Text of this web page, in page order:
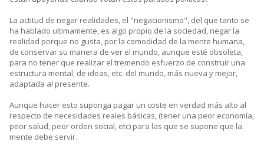
La actitud de negar realidades, el "negacionismo", del que tanto se
ha hablado ultimamente, es algo propio de la sociedad, negar la
realidad porque no gusta, por la comodidad de la mente humana,
de conservar su manera de ver el mundo, aunque esté obsoleta,
para no tener que realizar el tremendo esfuerzo de construir una
estructura mental, de ideas, etc. del mundo, más nueva y mejor,
adaptada al presente.
Aunque hacer esto suponga pagar un coste en verdad más alto al
respecto de necesidades reales básicas, (tener una peor economía,
peor salud, peor orden social, etc) para las que se supone que la
mente debe servir.